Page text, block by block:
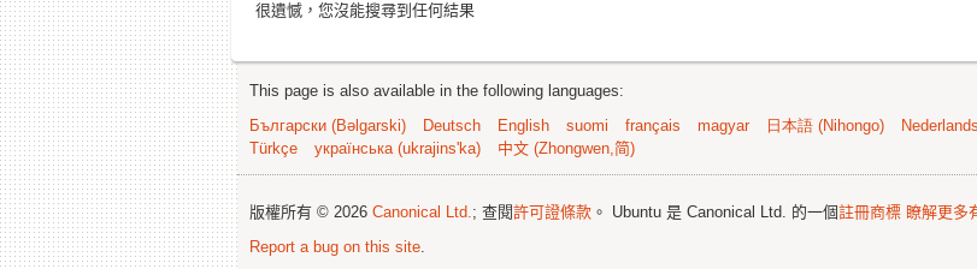
很遺憾，您沒能搜尋到任何結果
This page is also available in the following languages:
Български (Bəlgarski)
Deutsch English suomi français magyar 日本語 (Nihongo) Nederlands
Türkçe
українська (ukrajins'ka) 中文 (Zhongwen,简)
版權所有 © 2026 Canonical Ltd.; 查閱許可證條款 。 Ubuntu 是 Canonical Ltd. 的一個註冊商標 瞭解更多
Report a bug on this site.